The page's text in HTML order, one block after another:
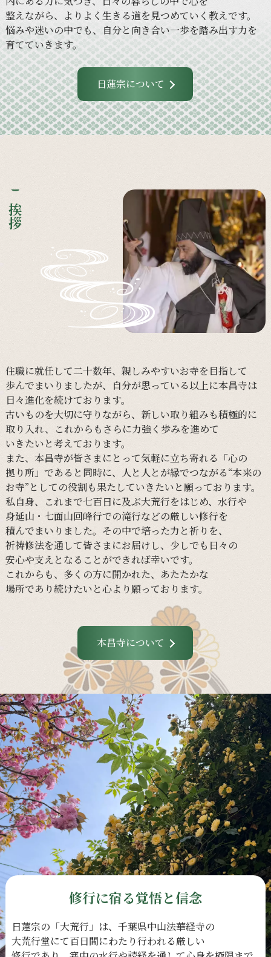
整えながら、
より よく 生きる道を見つめていく 教えです。
悩みや迷いの中でも、 自分と向き合い一歩を踏み出す力を
育てていきます。
日蓮宗について
ご挨拶
住職に就任して二十数年、 親しみやすいお寺を目指して
歩んでまいりましたが、 自分が思っている以上に本昌寺は
日々進化を続けております。
古いものを大切に守りながら、 新しい取り組みも積極的に
取り入れ、
これからも さらに力強く 歩みを進めて
いきたいと考えております。
また、 本昌寺が皆さまにとって気軽に立ち寄れる 「心の
拠り所」であると同時に、 人と 人とが縁でつながる“本来の
お寺”と しての役割も果たしていきたいと願っております。
私自身、
これまで七百日に及ぶ大荒行をはじめ、 水行や
身延山・ 七面山回峰行での滝行などの厳しい修行を
積んでまいりました。 その中で培った力と祈りを、
祈祷修法を通して皆さまにお届けし、 少しでも 日々の
安心や支えとなる ことができれば幸いです。
これからも、 多くの方に開かれた、 あたたかな
場所であり続けたいと心より願っております。
本昌寺について
修行に宿る覚悟と信念
日蓮宗の 「大荒行」は、 千葉県中山法華経寺の
大荒行堂にて百日間にわたり行われる厳しい